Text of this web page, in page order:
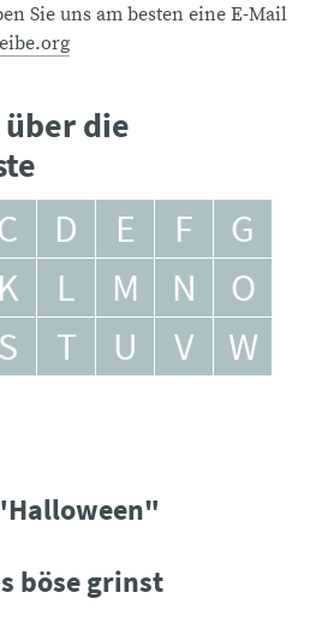
Sie uns am besten eine E-Mail
die
D E F
G
K L M N
O
S T U V
W
böse grinst